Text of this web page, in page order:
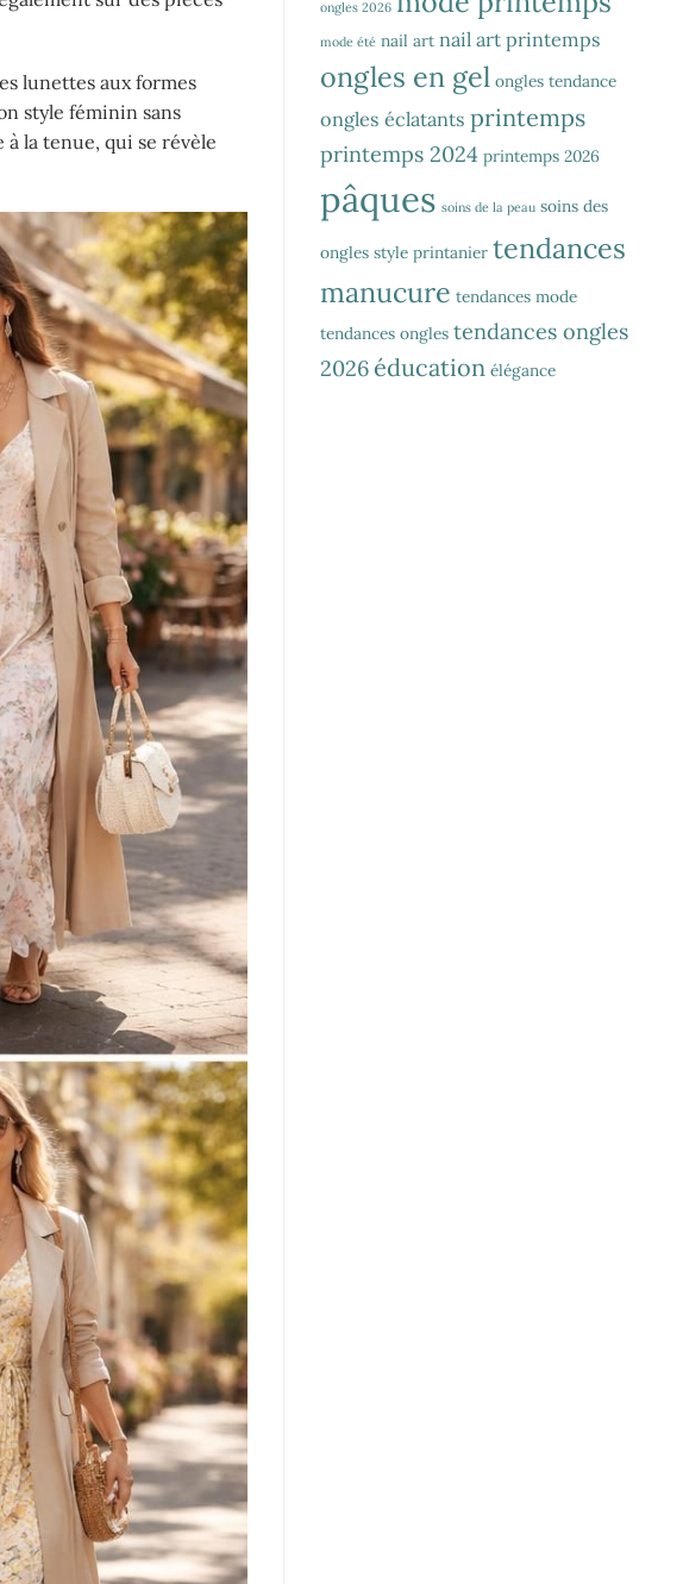
lunettes aux formes
style féminin sans
la tenue, qui se révèle
ongles 2026
mode été nail art nail art printemps
ongles en gel ongles tendance
ongles éclatants printemps
printemps 2024 printemps 2026
pâques soins de la peau soins des
ongles style printanier tendances
manucure tendances mode
tendances ongles tendances ongles
2026 éducation élégance